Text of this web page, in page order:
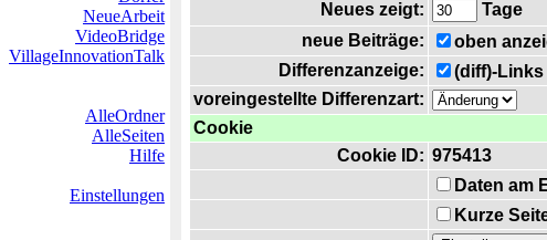
NeueArbeit
VideoBridge
VillageInnovationTalk
AlleOrdner
AlleSeiten
Hilfe
Einstellungen
Neues zeigt:
Tage
neue Beiträge:
oben
Differenzanzeige:
(diff)-
voreingestellte Differenzart:
Cookie
Cookie ID: 975413
Daten am
Kurze